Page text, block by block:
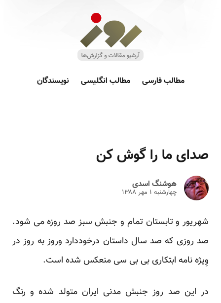
مطالب فارسی مطالب انگلیسی نویسندگان
صدای ما را گوش کن
هوشنگ اسدی
چهارشنبه ۱ مهر ۱۳۸۸
شهریور و تابستان تمام و جنبش سبز صد روزه می شود.
صد روزی که صد سال داستان درخوددارد وروز به روز در
وِیژه نامه ابتکاری بی بی سی منعکس شده است.
در این صد روز جنبش مدنی ایران متولد شده و رنگ